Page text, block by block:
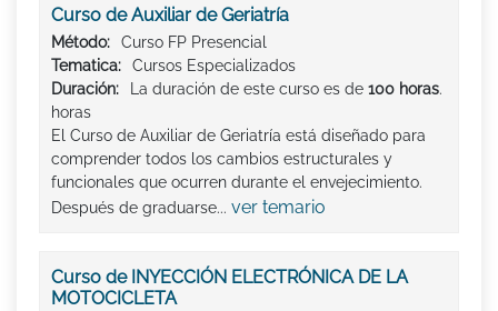
Curso de Auxiliar de Geriatría
Método:
Curso FP Presencial
Tematica:
Cursos Especializados
Duración:
La duración de este curso es de 100 horas.
horas
El Curso de Auxiliar de Geriatría está diseñado para
comprender todos los cambios estructurales y
funcionales que ocurren durante el envejecimiento.
Después de graduarse... ver temario
Curso de INYECCIÓN ELECTRÓNICA DE LA
MOTOCICLETA